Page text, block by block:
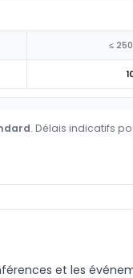
≤
. Délais indicatifs
et les